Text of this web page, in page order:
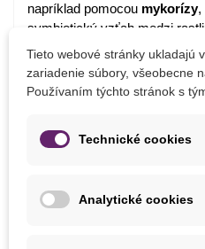
napríklad pomocou mykorízy,
symbiotický vzťah medzi
a zvyšuje priepustnosť živín
Pre pestovanie v skleníku je
pieskom aleboperlitom. Na
Tieto webové stránky ukladajú
zariadenie súbory, všeobecne
Používaním týchto stránok s
Technické cookies
Analytické cookies